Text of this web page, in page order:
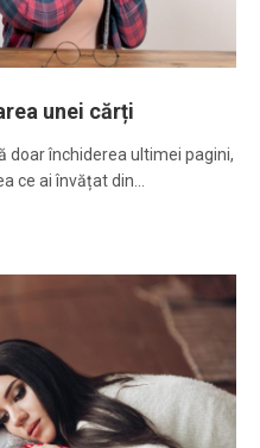
unei cărți
doar închiderea ultimei pagini,
ce ai învățat din…